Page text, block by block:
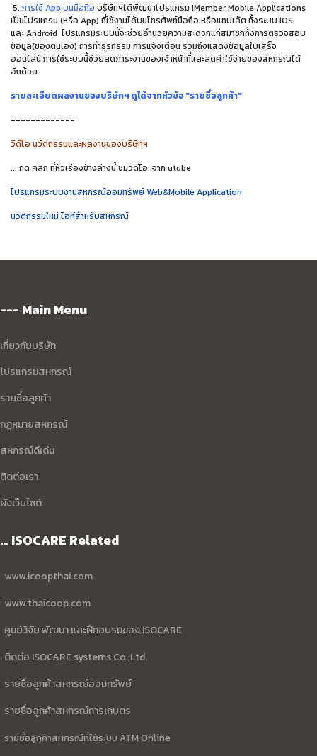
5. การใช้ App บนมือถือ บริษัทฯได้พัฒนาโปรแกรม iMember Mobile Applications
เป็นโปรแกรม (หรือ App) ที่ใช้งานได้บนโทรศัพท์มือถือ หรือแทปเล็ต ทั้งระบบ IOS
และ Android โปรแกรมระบบนี้จะช่วยอำนวยความสะดวกแก่สมาชิกทั้งการตรวจสอบ
ข้อมูล(ของตนเอง) การทำธุรกรรม การแจ้งเตือน รวมถึงแสดงข้อมูลใบเสร็จ
ออนไลน์ การใช้ระบบนี้ช่วยลดภาระงานของเจ้าหน้าที่และลดค่าใช้จ่ายของสหกรณ์ได้
อีกด้วย
รายละเอียดผลงานของบริษัทฯ ดูได้จากหัวข้อ "รายชื่อลูกค้า"
-------------
วิดีโอ นวัตกรรมและผลงานของบริษัทฯ
... กด คลิก ที่หัวเรืองข้างล่างนี้ ชมวิดีโอ..จาก utube
โปรแกรมระบบงานสหกรณ์ออมทรัพย์ Web&Mobile Application
นวัตกรรมใหม่ ไอทีสำหรับสหกรณ์
--- Main Menu
เกี่ยวกับบริษัท
โปรแกรมสหกรณ์
รายชื่อลูกค้า
กฏหมายสหกรณ์
สหกรณ์ดีเด่น
ติดต่อเรา
ผังเว็บไซต์
... ISOCARE Related
www.icoopthai.com
www.thaicoop.com
ศูนย์วิจัย พัฒนา และฝึกอบรมของ ISOCARE
ติดต่อ ISOCARE systems Co.;Ltd.
รายชื่อลูกค้าสหกรณ์ออมทรัพย์
รายชื่อลูกค้าสหกรณ์การเกษตร
รายชื่อลูกค้าสหกรณ์ที่ใช้ระบบ ATM Online